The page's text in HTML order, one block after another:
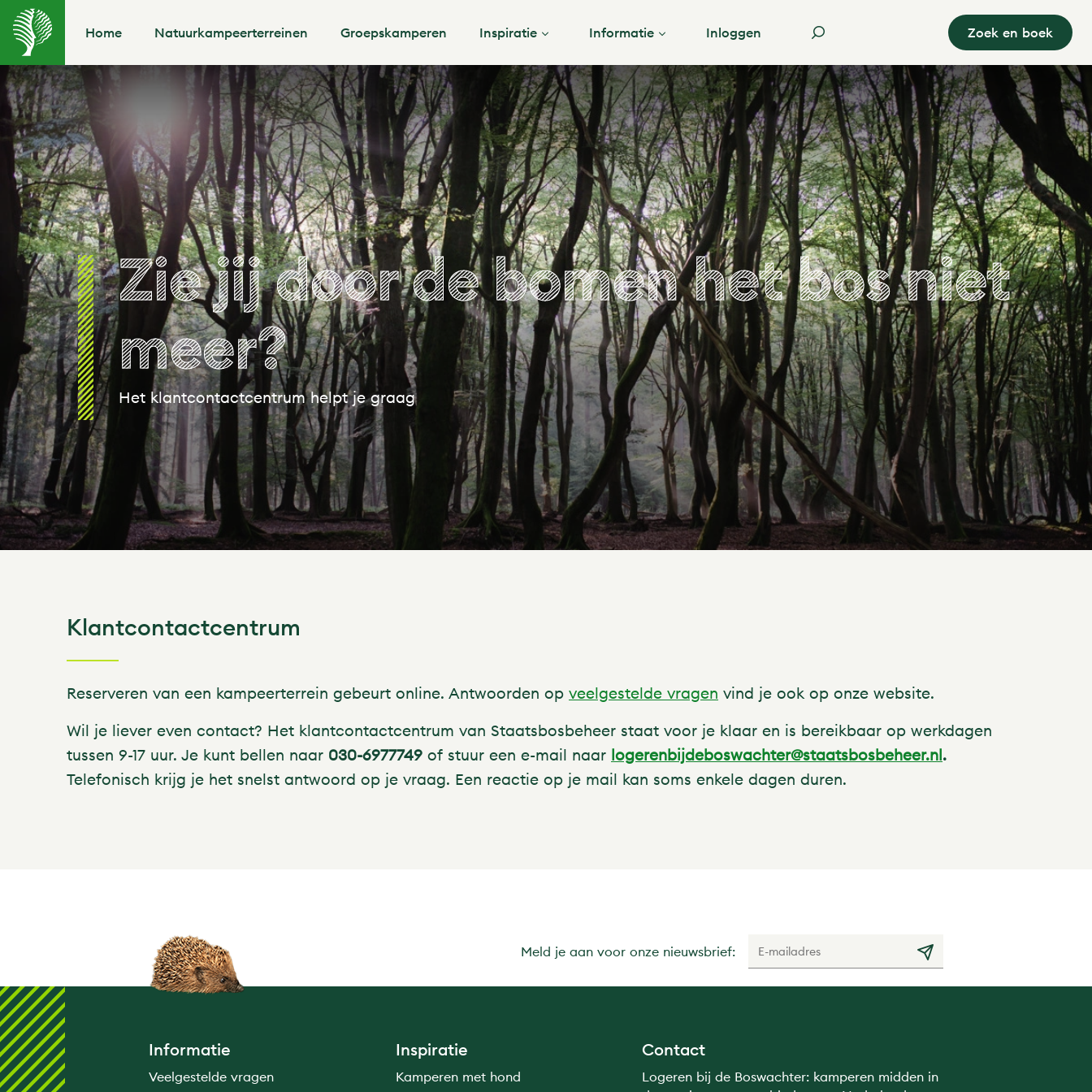
Home Natuurkampeerterreinen Groepskamperen Inspiratie Informatie Inloggen Zoek en boek
Zie jij door de bomen het bos niet
meer?
Het klantcontactcentrum helpt je graag
Klantcontactcentrum
Reserveren van een kampeerterrein gebeurt online. Antwoorden op veelgestelde vragen vind je ook op onze website.
Wil je liever even contact? Het klantcontactcentrum van Staatsbosbeheer staat voor je klaar en is bereikbaar op werkdagen
tussen 9-17 uur. Je kunt bellen naar 030-6977749 of stuur een e-mail naar logerenbijdeboswachter@staatsbosbeheer.nl.
Telefonisch krijg je het snelst antwoord op je vraag. Een reactie op je mail kan soms enkele dagen duren.
Meld je aan voor onze nieuwsbrief:
Informatie
Veelgestelde vragen
Inspiratie
Kamperen met hond
Contact
Logeren bij de Boswachter: kamperen midden in